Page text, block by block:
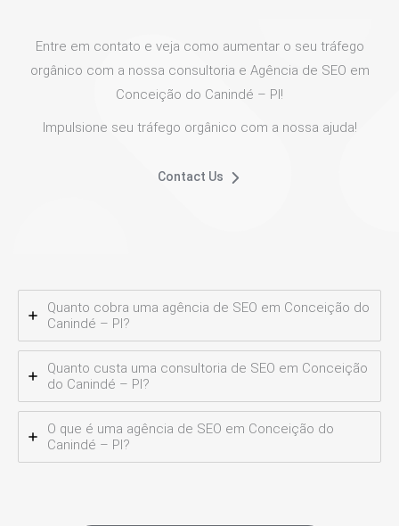
Entre em contato e veja como aumentar o seu tráfego
orgânico com a nossa consultoria e Agência de SEO em
Conceição do Canindé – PI!
Impulsione seu tráfego orgânico com a nossa ajuda!
Contact Us
Quanto cobra uma agência de SEO em Conceição do
Canindé – PI?
Quanto custa uma consultoria de SEO em Conceição
do Canindé – PI?
O que é uma agência de SEO em Conceição do
Canindé – PI?